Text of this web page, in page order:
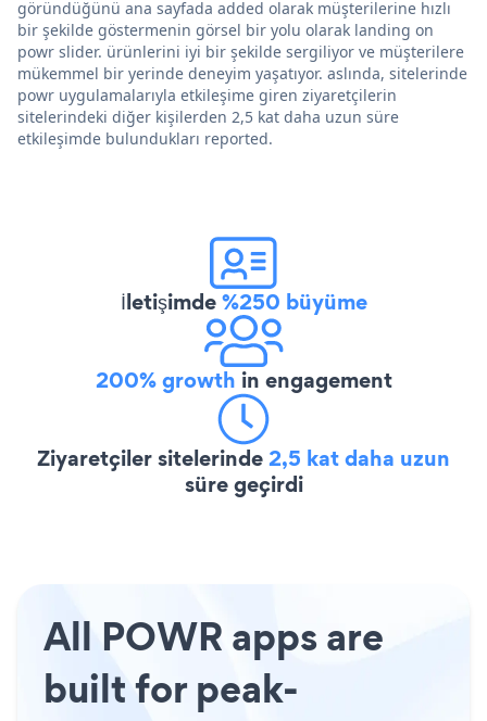
göründüğünü ana sayfada added olarak müşterilerine hızlı
bir şekilde göstermenin görsel bir yolu olarak landing on
powr slider. ürünlerini iyi bir şekilde sergiliyor ve müşterilere
mükemmel bir yerinde deneyim yaşatıyor. aslında, sitelerinde
powr uygulamalarıyla etkileşime giren ziyaretçilerin
sitelerindeki diğer kişilerden 2,5 kat daha uzun süre
etkileşimde bulundukları reported.
İletişimde%250 büyüme
200% growth in engagement
Ziyaretçiler sitelerinde2,5 kat daha uzun
süre geçirdi
All POWR apps are
built for peak-